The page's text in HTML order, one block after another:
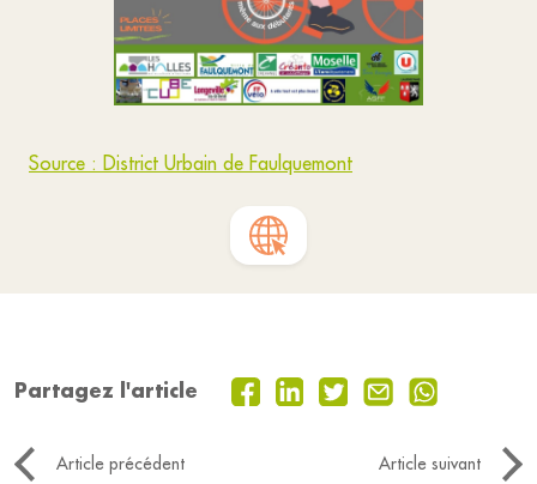
Source : District Urbain de Faulquemont
Partagez l'article
Article précédent
Article suivant